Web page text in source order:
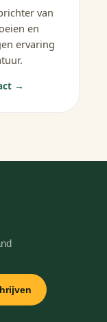
van
en
ervaring
→